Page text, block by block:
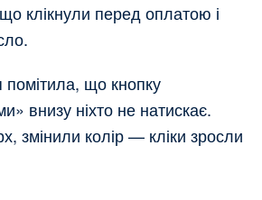
клікнули перед оплатою і
помітила, що кнопку
внизу ніхто не натискає.
змінили колір — кліки зросли